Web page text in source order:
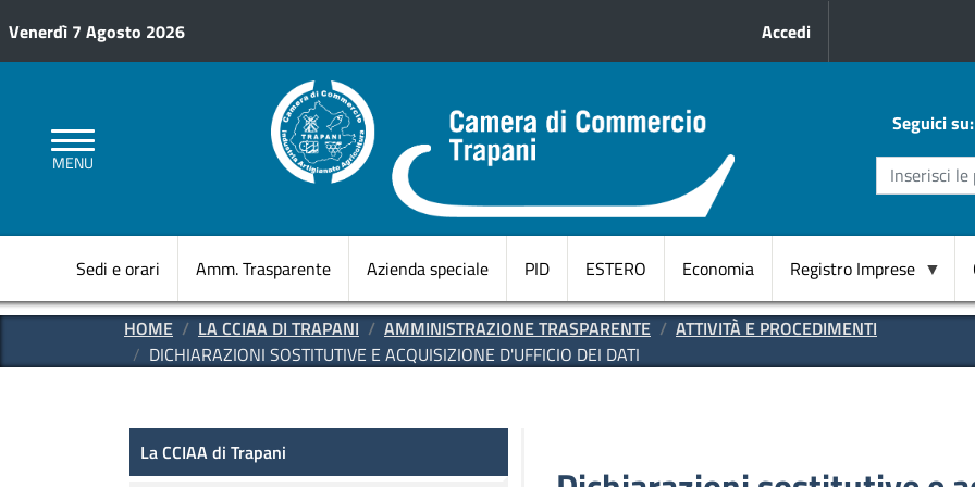
Venerdì 7 Agosto 2026 Menu profilo utente
Accedi
MENU
Seguici su:
Sedi e orari Amm. Trasparente Azienda speciale PID ESTERO Economia Registro Imprese
Domicilio
Digitale
Up innovative
HOME LA CCIAA DI TRAPANI AMMINISTRAZIONE TRASPARENTE
ATTIVITÀ E PROCEDIMENTI
DICHIARAZIONI SOSTITUTIVE E ACQUISIZIONE D'UFFICIO DEI DATI
Amministrazione Trasparente
La CCIAA di Trapani
La CCIAA di Trapani